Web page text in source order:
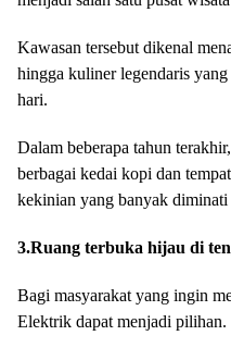
Kawasan tersebut dikenal
hingga kuliner legendaris
hari.
Dalam beberapa tahun
berbagai kedai kopi dan
kekinian yang banyak diminati
3.Ruang terbuka hijau di
Bagi masyarakat yang ingin
Elektrik dapat menjadi pilihan.